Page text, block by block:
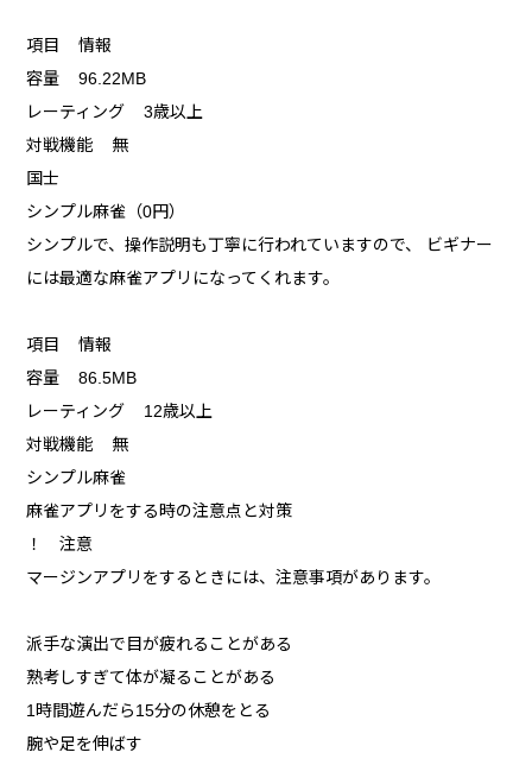
項目 情報
容量 96.22MB
レーティング 3歳以上
対戦機能 無
国士
シンプル麻雀（0円）
シンプルで、操作説明も丁寧に行われていますので、 ビギナー
には最適な麻雀アプリになってくれます。
項目 情報
容量 86.5MB
レーティング 12歳以上
対戦機能 無
シンプル麻雀
麻雀アプリをする時の注意点と対策
！ 注意
マージンアプリをするときには、注意事項があります。
派手な演出で目が疲れることがある
熟考しすぎて体が凝ることがある
1時間遊んだら15分の休憩をとる
腕や足を伸ばす